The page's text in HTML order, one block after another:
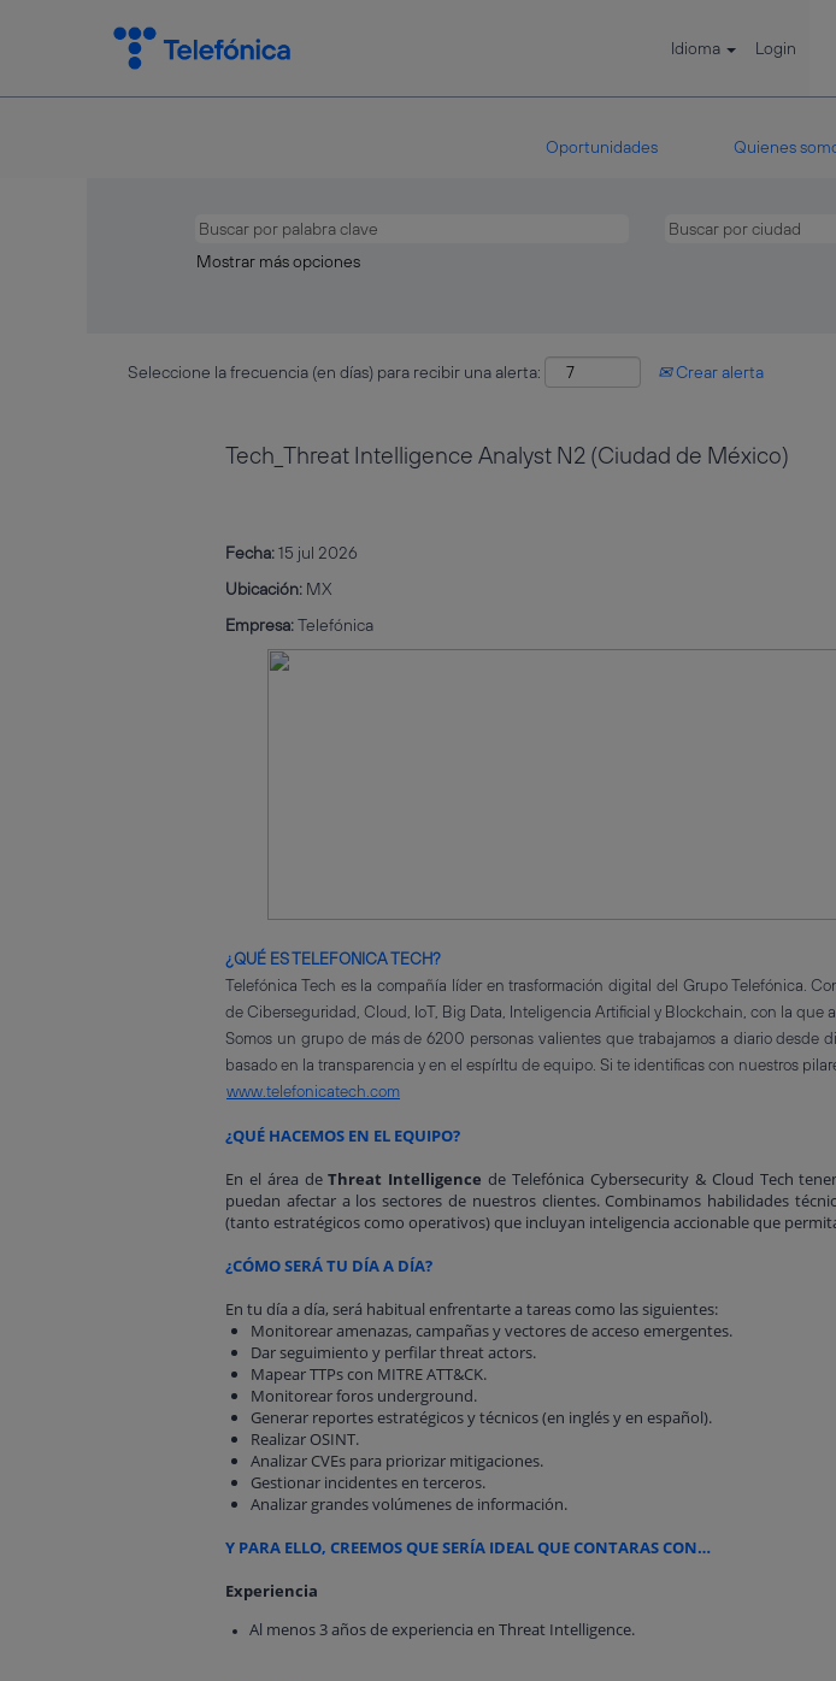
Idioma Login
Oportunidades Quienes
Mostrar más opciones
Seleccione la frecuencia (en días) para recibir una alerta: Crear alerta
Tech_Threat Intelligence Analyst N2 (Ciudad de México)
Fecha:15 jul 2026
Ubicación: MX
Empresa:Telefónica
¿QUÉ ES TELEFONICA TECH?
Telefónica Tech es la compañía líder en trasformación digital del Grupo Telefónica.
de Ciberseguridad, Cloud, IoT, Big Data, Inteligencia Artificial y Blockchain, con la que
Somos un grupo de más de 6200 personas valientes que trabajamos a diario
basado en la transparencia y en el espírItu de equipo. Si te identificas con nuestros
www.telefonicatech.com
¿QUÉ HACEMOS EN EL EQUIPO?
En el área deThreat Intelligence de Telefónica Cybersecurity & Cloud Tech
puedan afectar a los sectores de nuestros clientes. Combinamos habilidades
(tanto estratégicos como operativos) que incluyan inteligencia accionable que
¿CÓMO SERÁ TU DÍA A DÍA?
En tu día a día, será habitual enfrentarte a tareas como las siguientes:
Monitorear amenazas, campañas y vectores de acceso emergentes.
Dar seguimiento y perfilar threat actors.
Mapear TTPs con MITRE ATT&CK.
Monitorear foros underground.
Generar reportes estratégicos y técnicos (en inglés y en español).
Realizar OSINT.
Analizar CVEs para priorizar mitigaciones.
Gestionar incidentes en terceros.
Analizar grandes volúmenes de información.
Y PARA ELLO, CREEMOS QUE SERÍA IDEAL QUE CONTARAS CON…
Experiencia
Al menos 3 años de experiencia en Threat Intelligence.